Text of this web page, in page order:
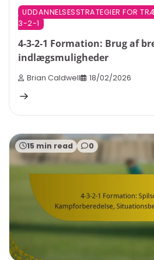
UDDANNELSESSTRATEGIER FOR
3-2-1
4-3-2-1 Formation: Brug af
indlægsmuligheder
Brian Caldwell 18/02/2026
15 min read 0